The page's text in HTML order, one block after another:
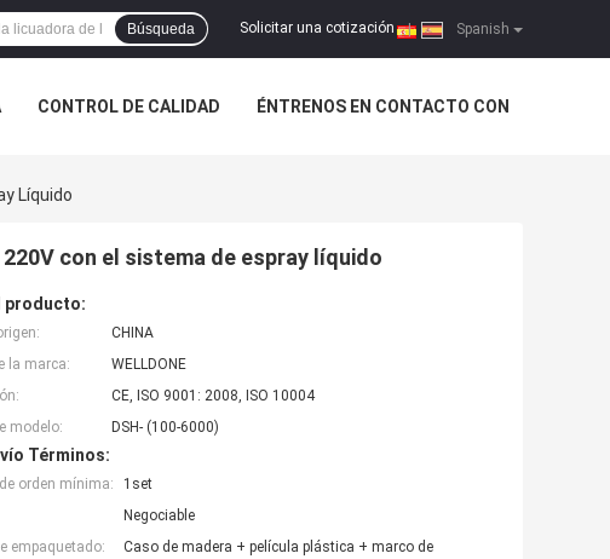
Spanish
Solicitar una cotización |
Búsqueda
CONTROL DE CALIDAD ÉNTRENOS EN CONTACTO CON
Líquido
con el sistema de espray líquido
producto:
CHINA
la marca:
WELLDONE
CE, ISO 9001: 2008, ISO 10004
modelo:
DSH- (100-6000)
Términos:
orden mínima:
1set
Negociable
empaquetado:
Caso de madera + película plástica + marco de